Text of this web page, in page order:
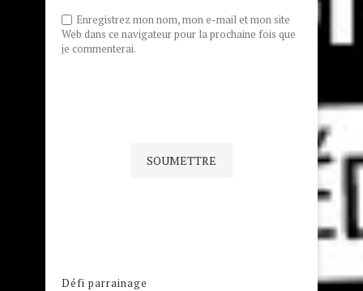
Enregistrez mon nom, mon e-mail et mon site
Web dans ce navigateur pour la prochaine fois que
je commenterai.
Défi parrainage